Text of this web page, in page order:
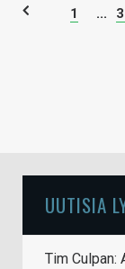
1 ...
UUTISIA
Tim Culpan: